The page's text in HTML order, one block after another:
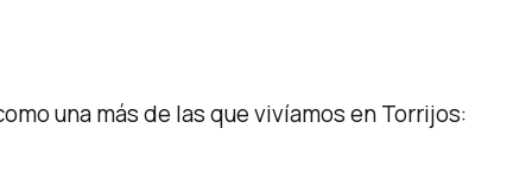
una más de las que vivíamos en Torrijos: